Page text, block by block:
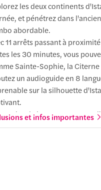
de Beşiktaş
à pied
de Barbaros Hayrettin Paşa
à pied
Taksim
s'y rendre
Taksim
à pied
s'y rendre
mosquée Eyüp Sultan
s'y rendre
Pierre Loti
s'y rendre
les deux continents
et pénétrez dans
abordable.
11 arrêts passant à
les 30 minutes, vous
Sainte-Sophie, la
un audioguide en 8
sur la silhouette
du bus et montez sur
et aujourd'hui musée avec
et infos importantes